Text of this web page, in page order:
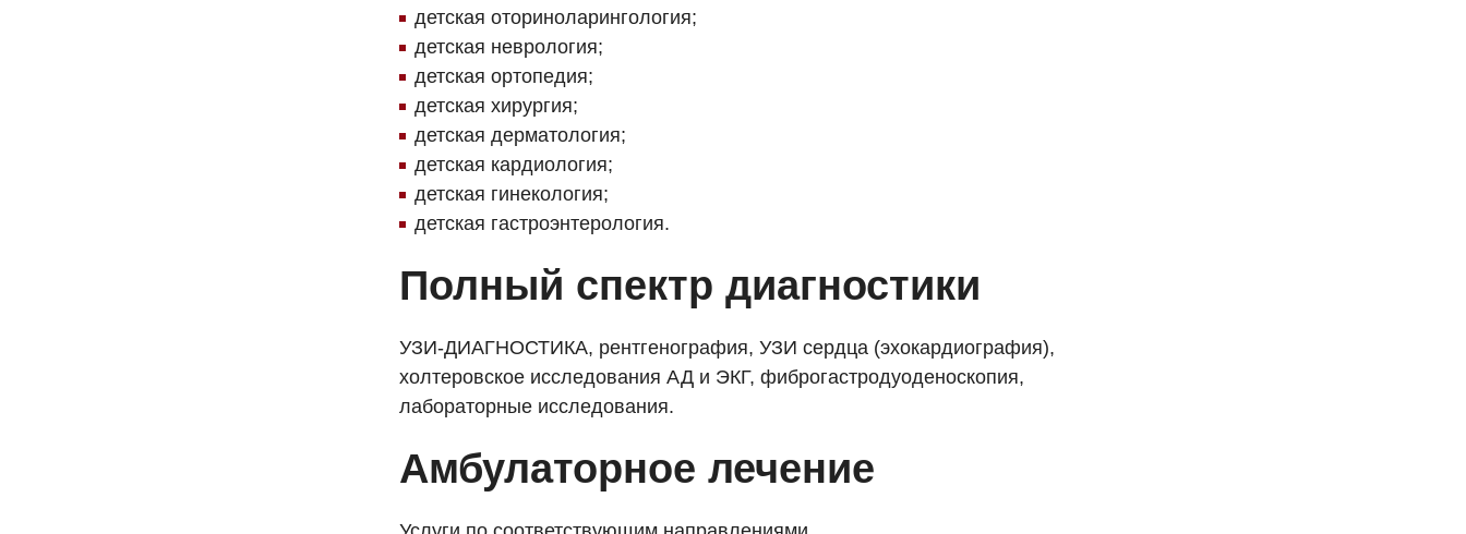
детская оториноларингология;
детская неврология;
детская ортопедия;
детская хирургия;
детская дерматология;
детская кардиология;
детская гинекология;
детская гастроэнтерология.
Полный спектр диагностики
УЗИ-ДИАГНОСТИКА, рентгенография, УЗИ сердца (эхокардиография),
холтеровское исследования АД и ЭКГ, фиброгастродуоденоскопия,
лабораторные исследования.
Амбулаторное лечение